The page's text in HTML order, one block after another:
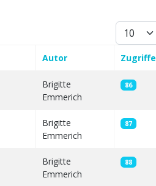
Anzeige #
Autor Zugriffe
Brigitte
Emmerich
86
Brigitte
Emmerich
87
Brigitte
Emmerich
88